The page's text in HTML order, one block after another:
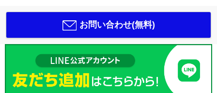
お問い合わせ(無料)